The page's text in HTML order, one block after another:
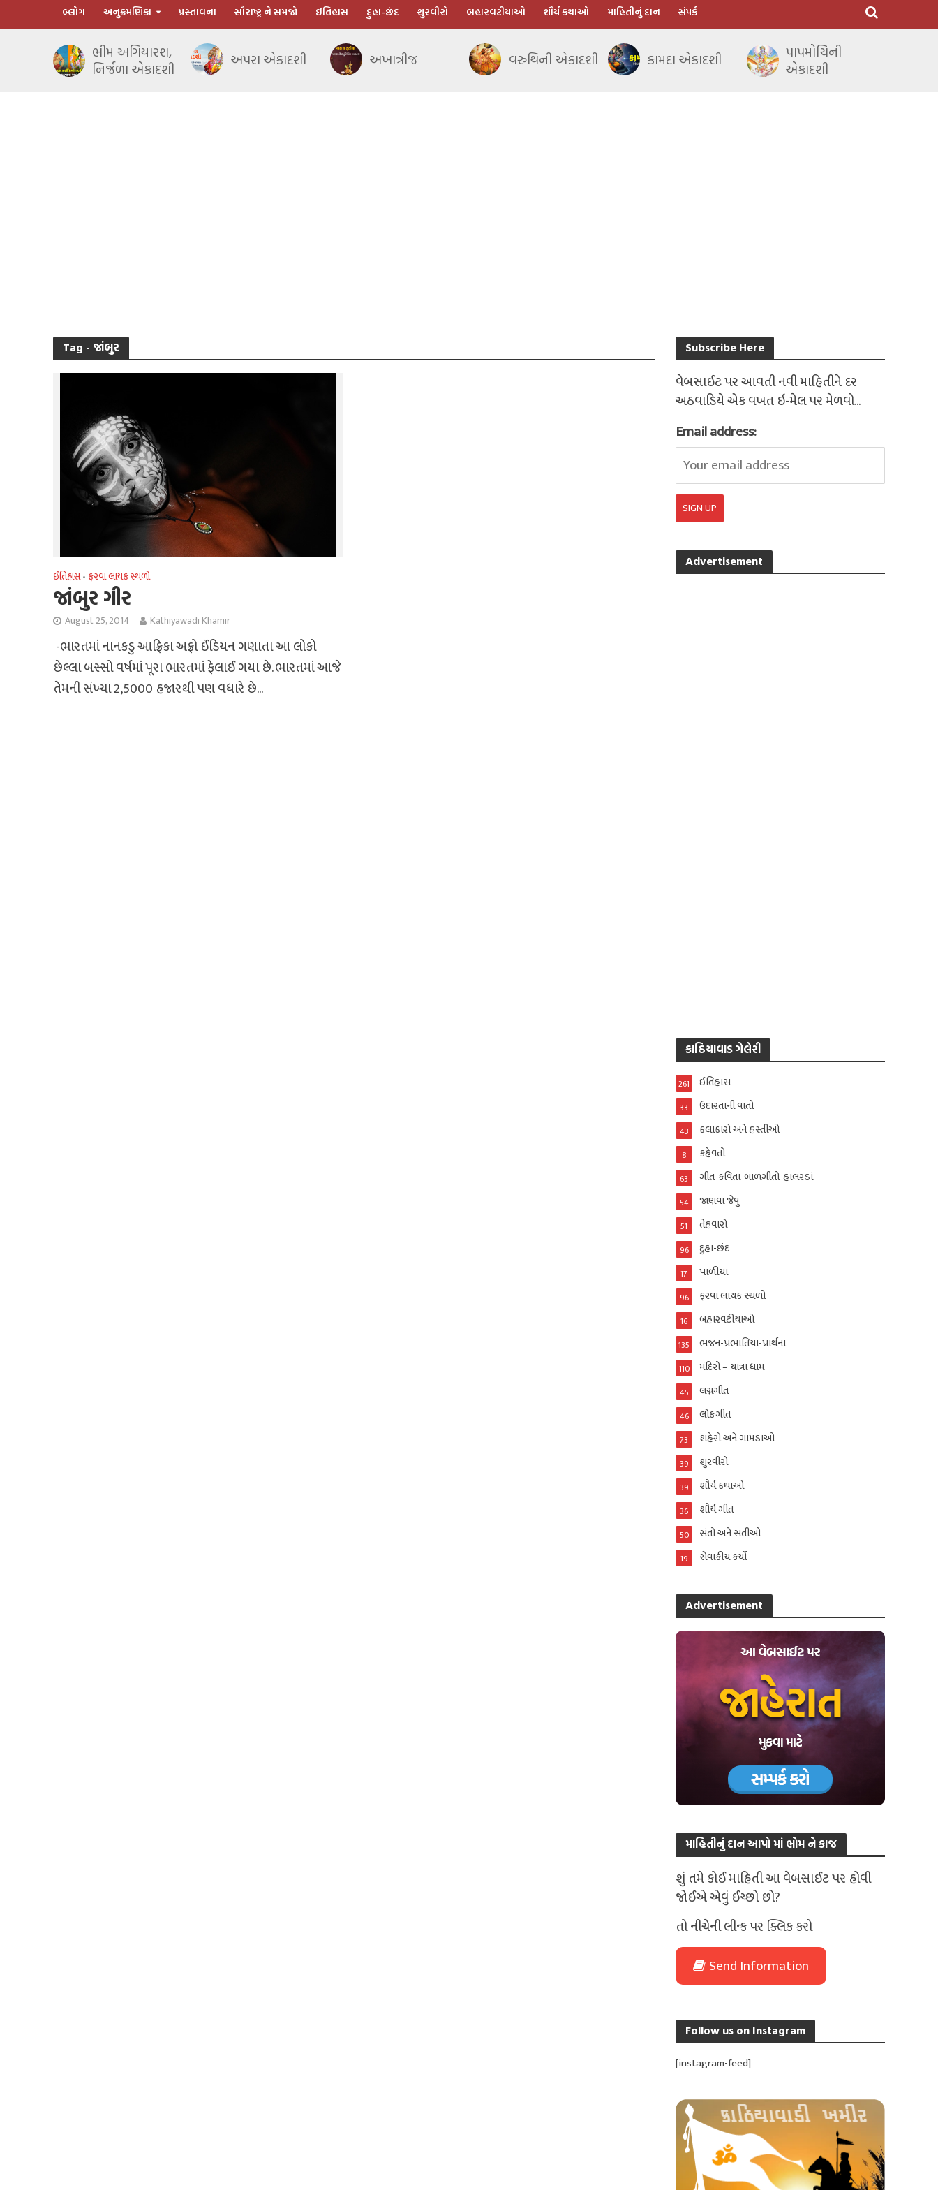
બ્લોગ અનુક્રમણિકા પ્રસ્તાવના સૌરાષ્ટ્ર ને સમજો ઈતિહાસ દુહા-છંદ શુરવીરો બહારવટીયાઓ શૌર્ય કથાઓ માહિતીનું દાન સંપર્ક
ભીમ અગિયારશ,
નિર્જળા એકાદશી
અપરા એકાદશી અખાત્રીજ વરુથિની એકાદશી કામદા એકાદશી
પાપમોચિની
એકાદશી
Tag - જાંબુર
ઈતિહાસ • ફરવા લાયક સ્થળો
જાંબુર ગીર
August 25, 2014 Kathiyawadi Khamir
-ભારતમાં નાનકડુ આફ્રિકા અફ્રો ઈંડિયન ગણાતા આ લોકો
છેલ્લા બસ્સો વર્ષમાં પૂરા ભારતમાં ફેલાઈ ગયા છે. ભારતમાં આજે
તેમની સંખ્યા 2,5000 હજારથી પણ વધારે છે...
Subscribe Here
વેબસાઈટ પર આવતી નવી માહિતીને દર
અઠવાડિયે એક વખત ઇ-મેલ પર મેળવો...
Email address:
Advertisement
કાઠિયાવાડ ગેલેરી
ઈતિહાસ
261
ઉદારતાની વાતો
33
કલાકારો અને હસ્તીઓ
43
કહેવતો
8
ગીત-કવિતા-બાળગીતો-હાલરડાં
63
જાણવા જેવું
54
તેહવારો
51
દુહા-છંદ
96
પાળીયા
17
ફરવા લાયક સ્થળો
96
બહારવટીયાઓ
16
ભજન-પ્રભાતિયા-પ્રાર્થના
135
મંદિરો – યાત્રા ધામ
110
લગ્નગીત
45
લોકગીત
46
શહેરો અને ગામડાઓ
73
શુરવીરો
39
શૌર્ય કથાઓ
39
શૌર્ય ગીત
36
સંતો અને સતીઓ
50
સેવાકીય કર્યો
19
Advertisement
માહિતીનું દાન આપો માં ભોમ ને કાજ
શું તમે કોઈ માહિતી આ વેબસાઈટ પર હોવી
જોઈએ એવું ઈચ્છો છો?
તો નીચેની લીન્ક પર ક્લિક કરો
Send Information
Follow us on Instagram
[instagram-feed]